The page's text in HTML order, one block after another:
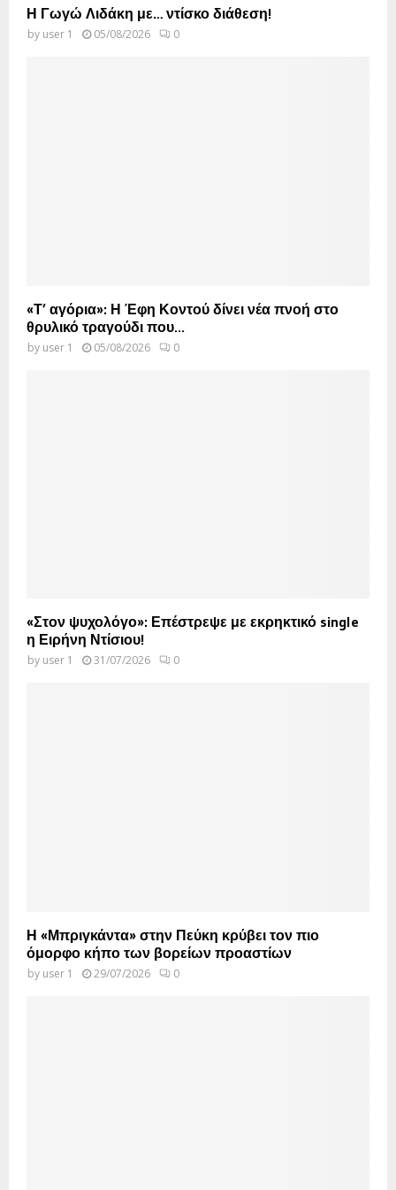
Η Γωγώ Λιδάκη με… ντίσκο διάθεση!
by user 1 05/08/2026 0
«Τ’ αγόρια»: Η Έφη Κοντού δίνει νέα πνοή στο
θρυλικό τραγούδι που...
by user 1 05/08/2026 0
«Στον ψυχολόγο»: Επέστρεψε με εκρηκτικό single
η Ειρήνη Ντίσιου!
by user 1 31/07/2026 0
Η «Μπριγκάντα» στην Πεύκη κρύβει τον πιο
όμορφο κήπο των βορείων προαστίων
by user 1 29/07/2026 0